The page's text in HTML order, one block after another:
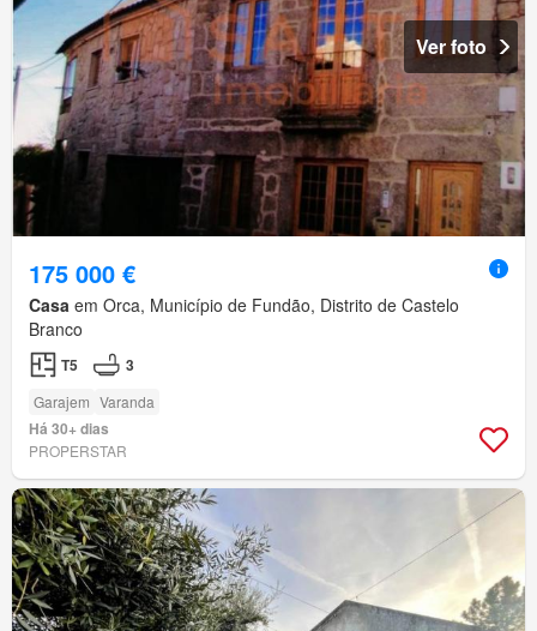
Ver foto
175 000 €
Casa em Orca, Município de Fundão, Distrito de Castelo
Branco
T5 3
Garajem Varanda
Há 30+ dias
PROPERSTAR